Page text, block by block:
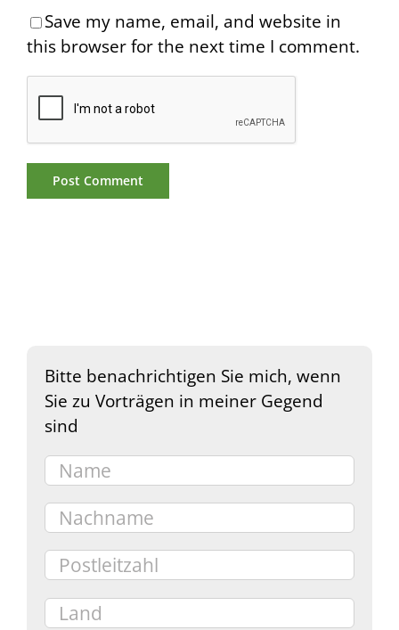
Save my name, email, and website in
this browser for the next time I comment.
Bitte benachrichtigen Sie mich, wenn
Sie zu Vorträgen in meiner Gegend
sind